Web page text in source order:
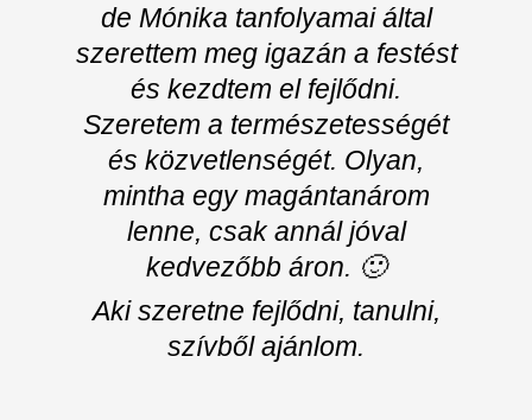
de Mónika tanfolyamai által
szerettem meg igazán a festést
és kezdtem el fejlődni.
Szeretem a természetességét
és közvetlenségét. Olyan,
mintha egy magántanárom
lenne, csak annál jóval
kedvezőbb áron. 🙂
Aki szeretne fejlődni, tanulni,
szívből ajánlom.